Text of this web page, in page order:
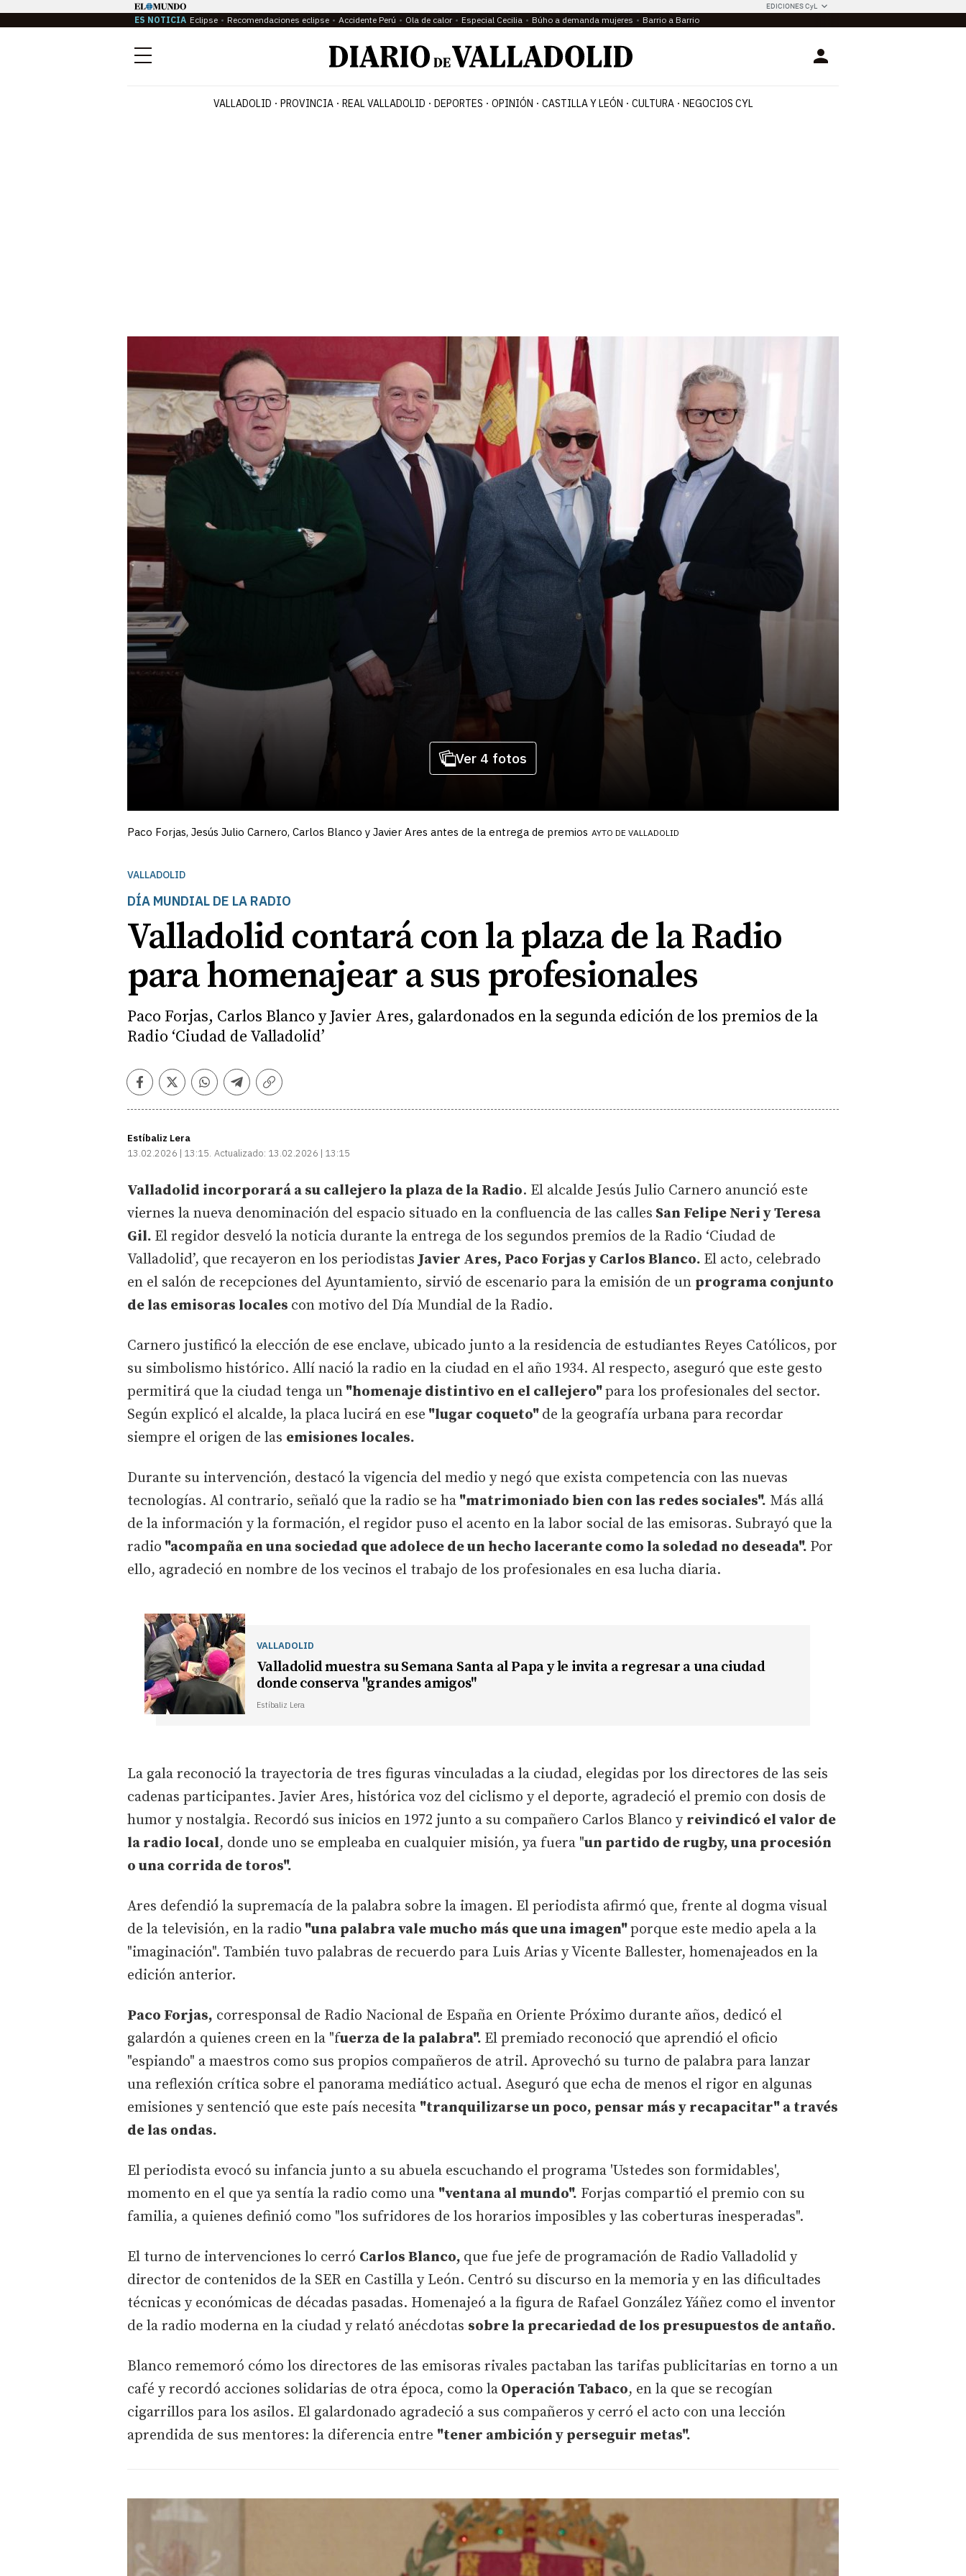
EDICIONES CyL
ES NOTICIA Eclipse Recomendaciones eclipse Accidente Perú Ola de calor Especial Cecilia Búho a demanda mujeres Barrio a Barrio
Menú Login
VALLADOLID PROVINCIA REAL VALLADOLID DEPORTES OPINIÓN CASTILLA Y LEÓN CULTURA NEGOCIOS CYL
Ver 4 fotos
Paco Forjas, Jesús Julio Carnero, Carlos Blanco y Javier Ares antes de la entrega de premios AYTO DE VALLADOLID
VALLADOLID
DÍA MUNDIAL DE LA RADIO
Valladolid contará con la plaza de la Radio
para homenajear a sus profesionales
Paco Forjas, Carlos Blanco y Javier Ares, galardonados en la segunda edición de los premios de la
Radio ‘Ciudad de Valladolid’
Facebook
TwitterWhatsapp
Telegram
Copiar
Estíbaliz Lera
13.02.2026 | 13:15 Actualizado: 13.02.2026 | 13:15
Valladolid incorporará a su callejero la plaza de la Radio. El alcalde Jesús Julio Carnero anunció este
viernes la nueva denominación del espacio situado en la confluencia de las calles San Felipe Neri y Teresa
Gil. El regidor desveló la noticia durante la entrega de los segundos premios de la Radio ‘Ciudad de
Valladolid’, que recayeron en los periodistas Javier Ares, Paco Forjas y Carlos Blanco. El acto, celebrado
en el salón de recepciones del Ayuntamiento, sirvió de escenario para la emisión de un programa conjunto
de las emisoras locales con motivo del Día Mundial de la Radio.
Carnero justificó la elección de ese enclave, ubicado junto a la residencia de estudiantes Reyes Católicos, por
su simbolismo histórico. Allí nació la radio en la ciudad en el año 1934. Al respecto, aseguró que este gesto
permitirá que la ciudad tenga un "homenaje distintivo en el callejero"para los profesionales del sector.
Según explicó el alcalde, la placa lucirá en ese "lugar coqueto" de la geografía urbana para recordar
siempre el origen de las emisiones locales.
Durante su intervención, destacó la vigencia del medio y negó que exista competencia con las nuevas
tecnologías. Al contrario, señaló que la radio se ha "matrimoniado bien con las redes sociales". Más allá
de la información y la formación, el regidor puso el acento en la labor social de las emisoras. Subrayó que la
radio "acompaña en una sociedad que adolece de un hecho lacerante como la soledad no deseada". Por
ello, agradeció en nombre de los vecinos el trabajo de los profesionales en esa lucha diaria.
VALLADOLID
Valladolid muestra su Semana Santa al Papa y le invita a regresar a una ciudad
donde conserva "grandes amigos"
Estíbaliz Lera
La gala reconoció la trayectoria de tres figuras vinculadas a la ciudad, elegidas por los directores de las seis
cadenas participantes. Javier Ares, histórica voz del ciclismo y el deporte, agradeció el premio con dosis de
humor y nostalgia. Recordó sus inicios en 1972 junto a su compañero Carlos Blanco y reivindicó el valor de
la radio local, donde uno se empleaba en cualquier misión, ya fuera "un partido de rugby, una procesión
o una corrida de toros".
Ares defendió la supremacía de la palabra sobre la imagen. El periodista afirmó que, frente al dogma visual
de la televisión, en la radio "una palabra vale mucho más que una imagen"porque este medio apela a la
"imaginación". También tuvo palabras de recuerdo para Luis Arias y Vicente Ballester, homenajeados en la
edición anterior.
Paco Forjas, corresponsal de Radio Nacional de España en Oriente Próximo durante años, dedicó el
galardón a quienes creen en la "fuerza de la palabra". El premiado reconoció que aprendió el oficio
"espiando" a maestros como sus propios compañeros de atril. Aprovechó su turno de palabra para lanzar
una reflexión crítica sobre el panorama mediático actual. Aseguró que echa de menos el rigor en algunas
emisiones y sentenció que este país necesita "tranquilizarse un poco, pensar más y recapacitar" a través
de las ondas.
El periodista evocó su infancia junto a su abuela escuchando el programa 'Ustedes son formidables',
momento en el que ya sentía la radio como una "ventana al mundo". Forjas compartió el premio con su
familia, a quienes definió como "los sufridores de los horarios imposibles y las coberturas inesperadas".
El turno de intervenciones lo cerró Carlos Blanco, que fue jefe de programación de Radio Valladolid y
director de contenidos de la SER en Castilla y León. Centró su discurso en la memoria y en las dificultades
técnicas y económicas de décadas pasadas. Homenajeó a la figura de Rafael González Yáñez como el inventor
de la radio moderna en la ciudad y relató anécdotas sobre la precariedad de los presupuestos de antaño.
Blanco rememoró cómo los directores de las emisoras rivales pactaban las tarifas publicitarias en torno a un
café y recordó acciones solidarias de otra época, como la Operación Tabaco, en la que se recogían
cigarrillos para los asilos. El galardonado agradeció a sus compañeros y cerró el acto con una lección
aprendida de sus mentores: la diferencia entre "tener ambición y perseguir metas".